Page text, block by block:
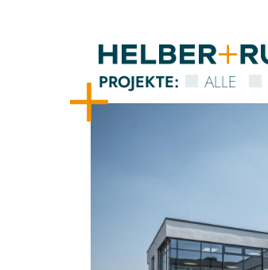
PROJEKTE: ALLE